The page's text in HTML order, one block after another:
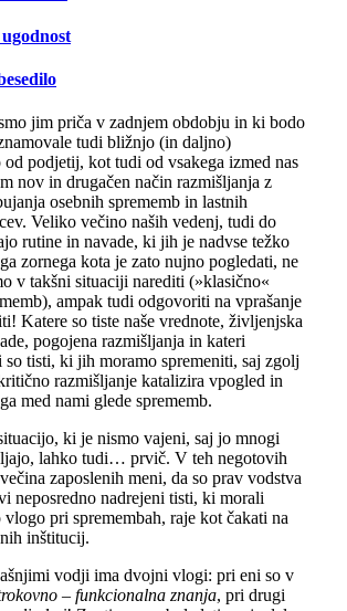
jim priča v zadnjem obdobju in ki bodo
tudi bližnjo (in daljno)
podjetij, kot tudi od vsakega izmed nas
nov in drugačen način razmišljanja z
osebnih sprememb in lastnih
Veliko večino naših vedenj, tudi do
rutine in navade, ki jih je nadvse težko
zornega kota je zato nujno pogledati, ne
v takšni situaciji narediti (»klasično«
ampak tudi odgovoriti na vprašanje
Katere so tiste naše vrednote, življenjska
pogojena razmišljanja in kateri
tisti, ki jih moramo spremeniti, saj zgolj
razmišljanje katalizira vpogled in
med nami glede sprememb.
ki je nismo vajeni, saj jo mnogi
lahko tudi… prvič. V teh negotovih
zaposlenih meni, da so prav vodstva
neposredno nadrejeni tisti, ki morali
pri spremembah, raje kot čakati na
inštitucij.
vodji ima dvojni vlogi: pri eni so v
– funkcionalna znanja, pri drugi